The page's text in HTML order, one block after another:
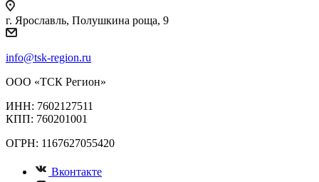
г. Ярославль, Полушкина роща, 9
info@tsk-region.ru
ООО «ТСК Регион»
ИНН: 7602127511
КПП: 760201001
ОГРН: 1167627055420
Вконтакте